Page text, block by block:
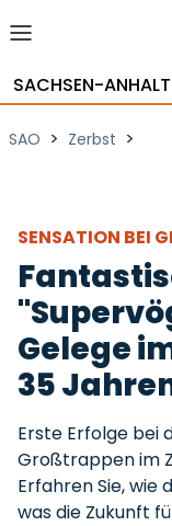
SACHSEN-ANHALT
SAO > Zerbst >
SENSATION BEI
Gelege
35
Erste Erfolge bei
Großtrappen im
Erfahren Sie, wie
was die Zukunft